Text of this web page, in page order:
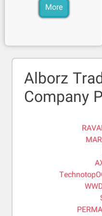
More
Alborz
Company